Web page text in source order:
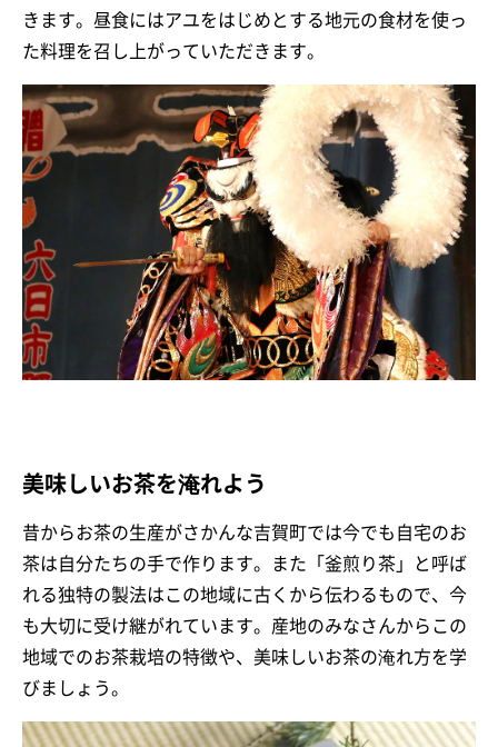
きます。昼食にはアユをはじめとする地元の食材を使っ
た料理を召し上がっていただきます。
美味しいお茶を淹れよう
昔からお茶の生産がさかんな吉賀町では今でも自宅のお
茶は自分たちの手で作ります。また「釜煎り茶」と呼ば
れる独特の製法はこの地域に古くから伝わるもので、今
も大切に受け継がれています。産地のみなさんからこの
地域でのお茶栽培の特徴や、美味しいお茶の淹れ方を学
びましょう。